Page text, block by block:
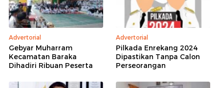
Advertorial
Gebyar Muharram
Kecamatan Baraka
Dihadiri Ribuan Peserta
Advertorial
Pilkada Enrekang 2024
Dipastikan Tanpa Calon
Perseorangan